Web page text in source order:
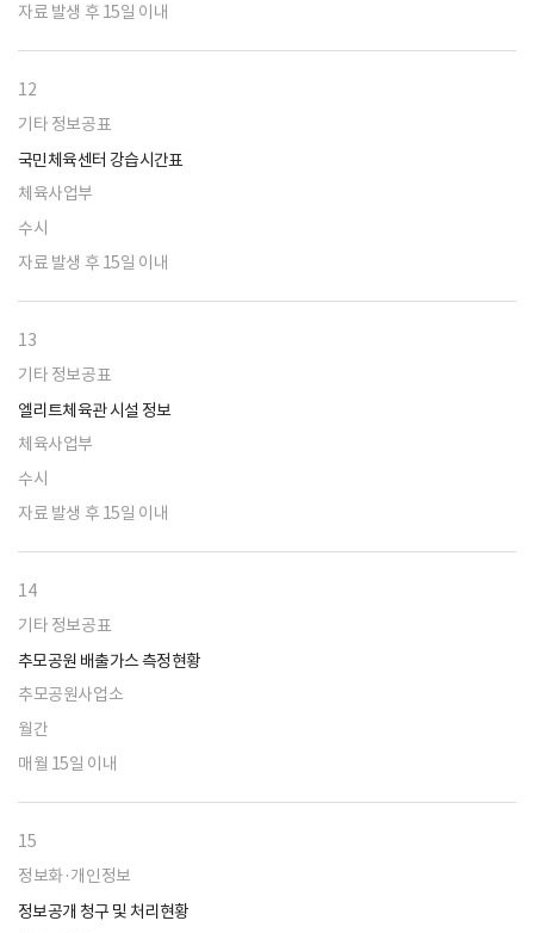
자료 발생 후 15일 이내
12
기타 정보공표
국민체육센터 강습시간표
체육사업부
수시
자료 발생 후 15일 이내
13
기타 정보공표
엘리트체육관 시설 정보
체육사업부
수시
자료 발생 후 15일 이내
14
기타 정보공표
추모공원 배출가스 측정현황
추모공원사업소
월간
매월 15일 이내
15
정보화·개인정보
정보공개 청구 및 처리현황